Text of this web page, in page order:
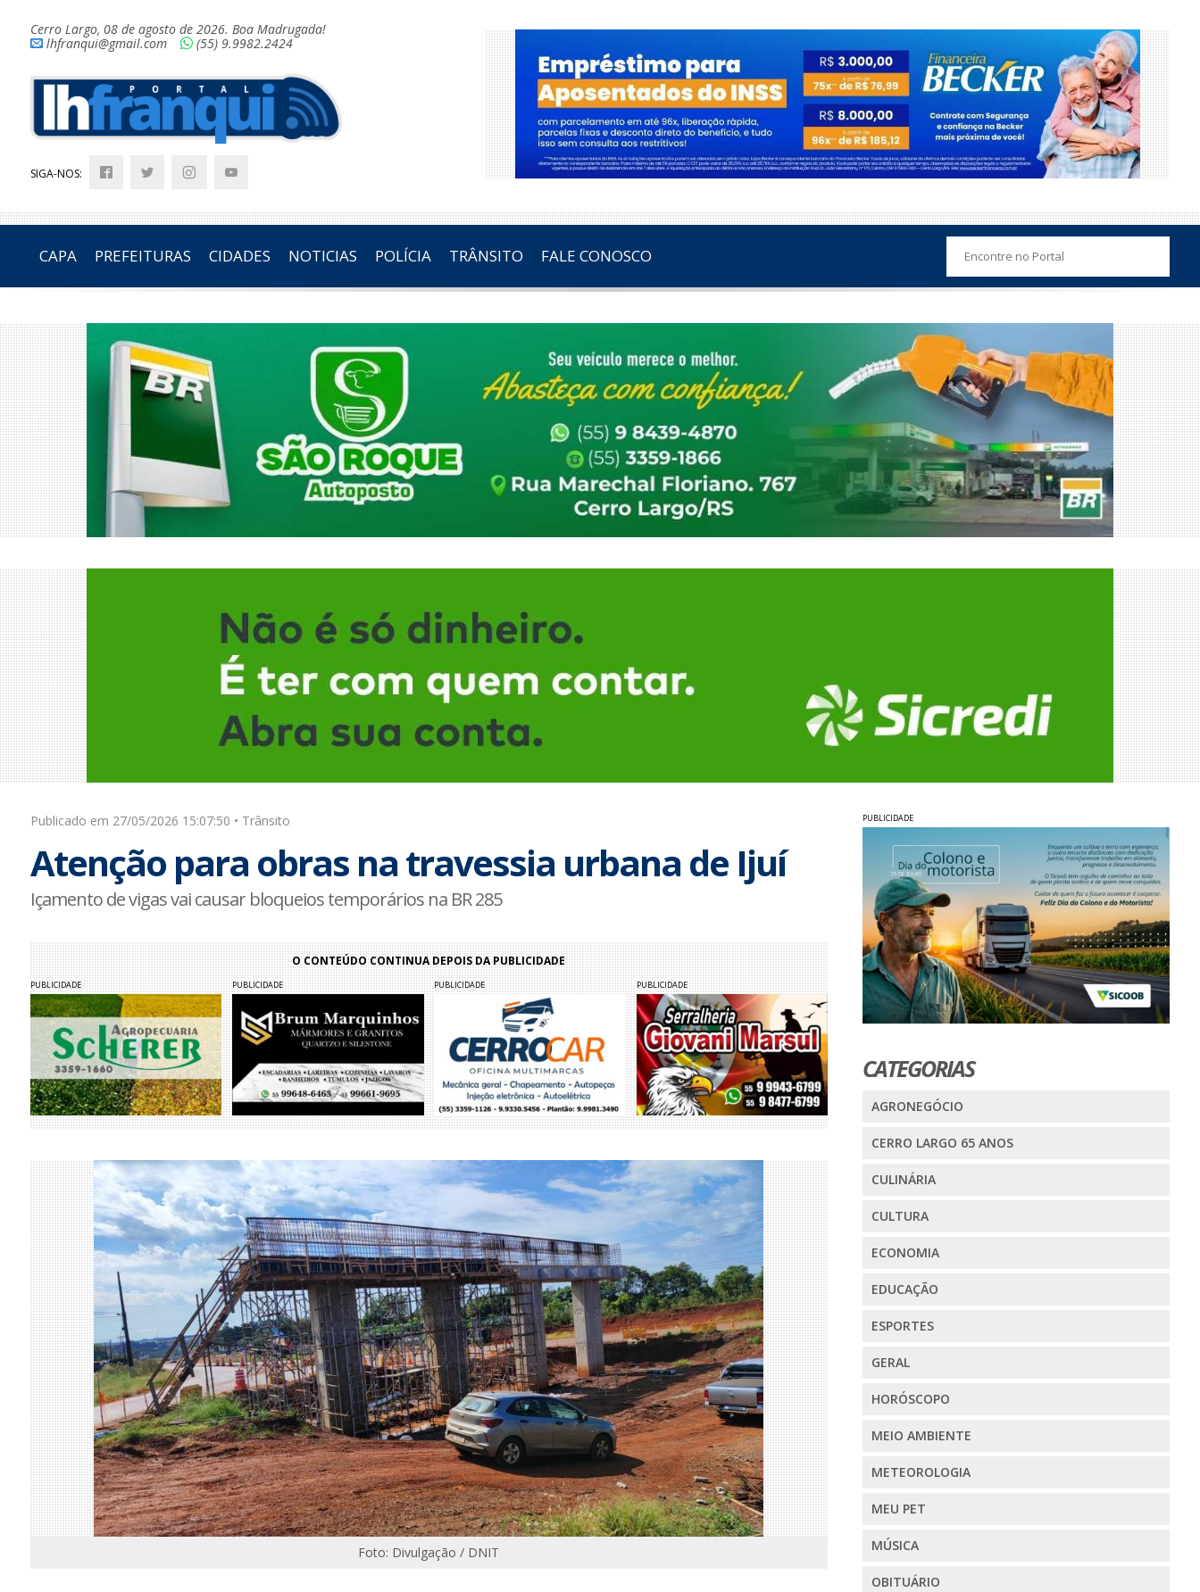
Cerro Largo, 08 de agosto de 2026. Boa Madrugada!
lhfranqui@gmail.com
(55) 9.9982.2424
SIGA-NOS:
CAPA PREFEITURAS CIDADES NOTICIAS POLÍCIA TRÂNSITO FALE CONOSCO
Publicado em 27/05/2026 15:07:50 • Trânsito
Atenção para obras na travessia urbana de Ijuí
Içamento de vigas vai causar bloqueios temporários na BR 285
O CONTEÚDO CONTINUA DEPOIS DA PUBLICIDADE
PUBLICIDADE PUBLICIDADE PUBLICIDADE PUBLICIDADE
Foto: Divulgação / DNIT
PUBLICIDADE
CATEGORIAS
AGRONEGÓCIO
CERRO LARGO 65 ANOS
CULINÁRIA
CULTURA
ECONOMIA
EDUCAÇÃO
ESPORTES
GERAL
HORÓSCOPO
MEIO AMBIENTE
METEOROLOGIA
MEU PET
MÚSICA
OBITUÁRIO